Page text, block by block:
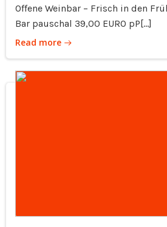
Offene Weinbar – Frisch in den
Bar pauschal 39,00 EURO pP[…]
Read more